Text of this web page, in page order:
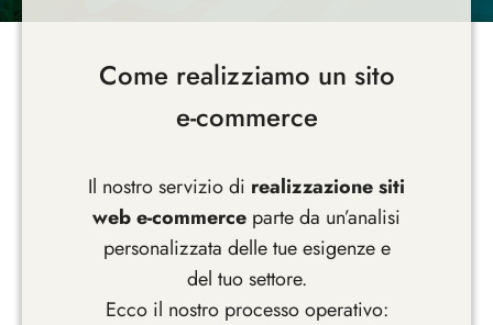
Come realizziamo un sito
e-commerce
Il nostro servizio di realizzazione siti
web e-commerce parte da un’analisi
personalizzata delle tue esigenze e
del tuo settore.
Ecco il nostro processo operativo: